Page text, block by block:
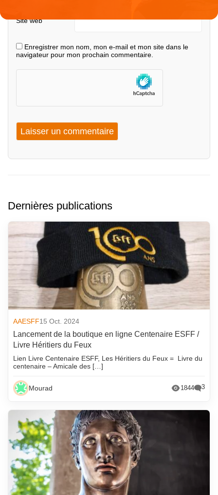
Site web
Enregistrer mon nom, mon e-mail et mon site dans le
navigateur pour mon prochain commentaire.
Dernières publications
AAESFF15 Oct. 2024
Lancement de la boutique en ligne Centenaire ESFF /
Livre Héritiers du Feux
Lien Livre Centenaire ESFF, Les Héritiers du Feux = Livre du
centenaire – Amicale des […]
Mourad 1844 3